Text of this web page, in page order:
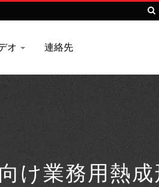
オ 連絡先
け業務用熱成